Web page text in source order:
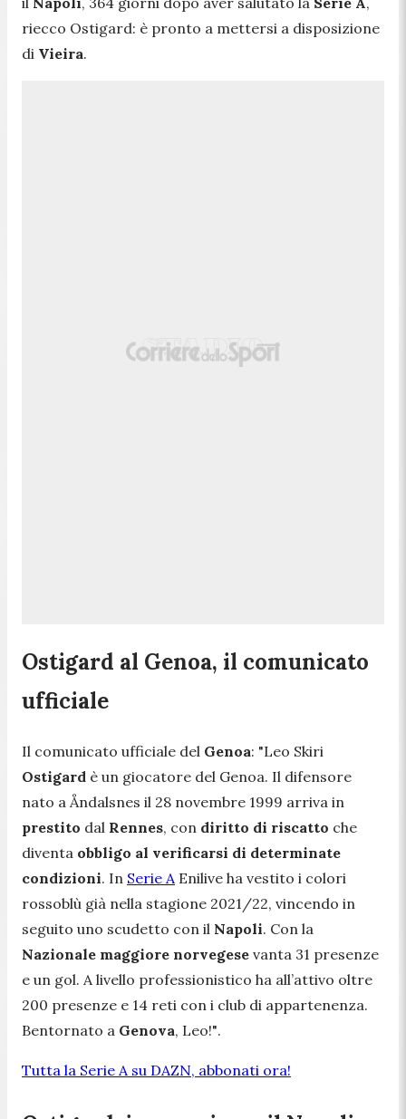
riecco Ostigard: è pronto a mettersi a disposizione
di Vieira.
Ostigard al Genoa, il comunicato
ufficiale
Il comunicato ufficiale del Genoa: "Leo Skiri
Ostigard è un giocatore del Genoa. Il difensore
nato a Åndalsnes il 28 novembre 1999 arriva in
prestito dal Rennes, con diritto di riscatto che
diventa obbligo al verificarsi di determinate
condizioni. In Serie A Enilive ha vestito i colori
rossoblù già nella stagione 2021/22, vincendo in
seguito uno scudetto con il Napoli. Con la
Nazionale maggiore norvegese vanta 31 presenze
e un gol. A livello professionistico ha all’attivo oltre
200 presenze e 14 reti con i club di appartenenza.
Bentornato a Genova, Leo!".
Tutta la Serie A su DAZN, abbonati ora!